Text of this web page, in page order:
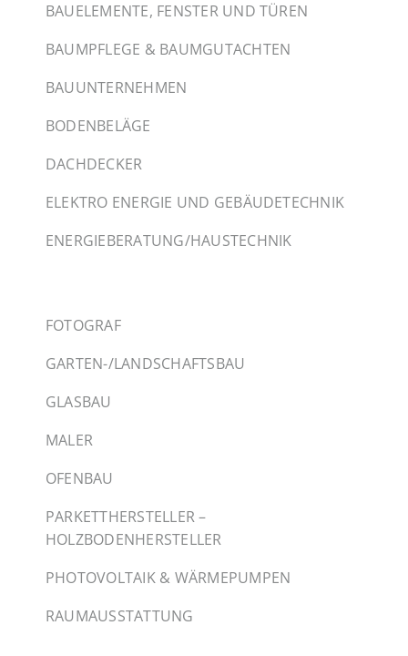
BAUELEMENTE, FENSTER UND TÜREN
BAUMPFLEGE & BAUMGUTACHTEN
BAUUNTERNEHMEN
BODENBELÄGE
DACHDECKER
ELEKTRO ENERGIE UND GEBÄUDETECHNIK
ENERGIEBERATUNG/HAUSTECHNIK
FOTOGRAF
GARTEN-/LANDSCHAFTSBAU
GLASBAU
MALER
OFENBAU
PARKETTHERSTELLER –
HOLZBODENHERSTELLER
PHOTOVOLTAIK & WÄRMEPUMPEN
RAUMAUSSTATTUNG